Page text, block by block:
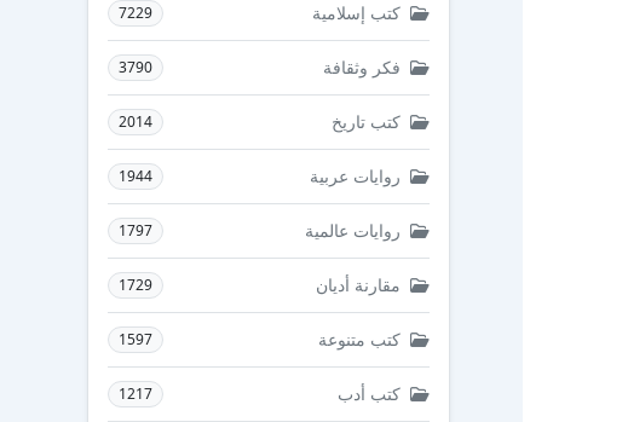
كتب إسلامية 7229
فكر وثقافة 3790
كتب تاريخ 2014
روايات عربية 1944
روايات عالمية 1797
مقارنة أديان 1729
كتب متنوعة 1597
كتب أدب 1217